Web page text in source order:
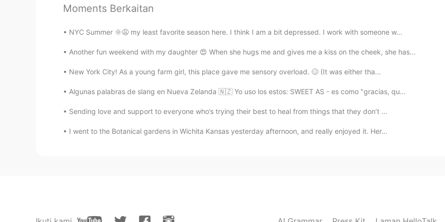
👌 perfect
KyungSoo Kang
KR ES
한글도 잘 쓰네요! 대단해요! 알리아 님!
Alia 알리아 2021.02.20 12:37
EN KR
Moments Berkaitan
NYC Summer 🌞😩 my least favorite season here. I think I am a bit depressed. I work with someone w...
Another fun weekend with my daughter 😍 When she hugs me and gives me a kiss on the cheek, she has...
New York City! As a young farm girl, this place gave me sensory overload. 🥴 (It was either tha...
Algunas palabras de slang en Nueva Zelanda 🇳🇿 Yo uso los estos: SWEET AS - es como "gracias, qu...
Sending love and support to everyone who’s trying their best to heal from things that they don’t ...
I went to the Botanical gardens in Wichita Kansas yesterday afternoon, and really enjoyed it. Her...